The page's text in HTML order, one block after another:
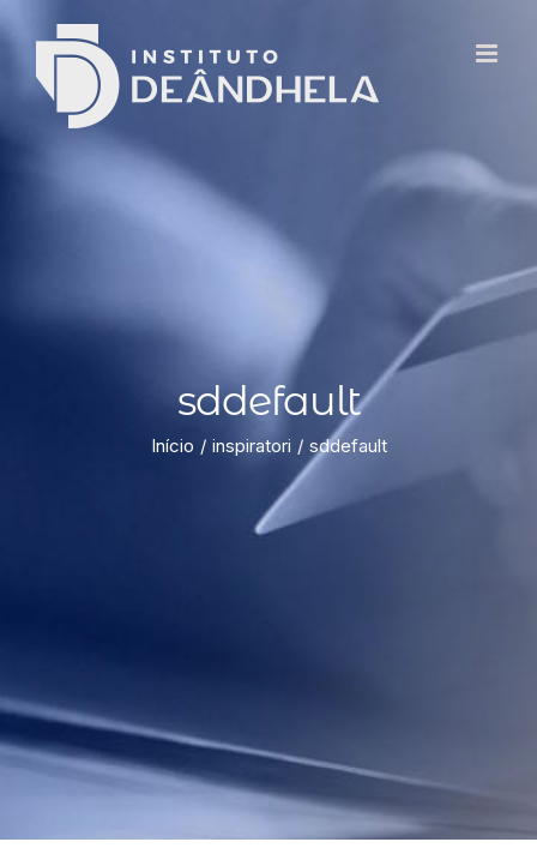
sddefault
Início inspiratori sddefault